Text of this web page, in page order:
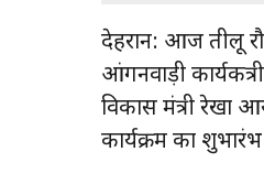
देहरादून: आज तीलू
आंगनवाड़ी
विकास मंत्री रेखा
कार्यक्रम का शुभारंभ